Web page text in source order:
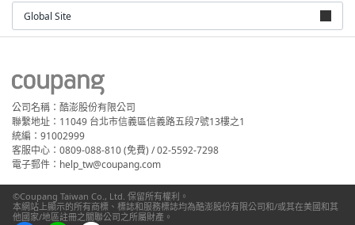
Global Site
公司名稱：酷澎股份有限公司
聯繫地址：11049 台北市信義區信義路五段7號13樓之1
統編：91002999
客服中心：0809-088-810 (免費) / 02-5592-7298
電子郵件：help_tw@coupang.com
©Coupang Taiwan Co., Ltd. 保留所有權利。
本網站上顯示的所有商標、標誌和服務標誌均為酷澎股份有限公司和/或其在美國和其
他國家/地區註冊之關聯公司之所屬財產。